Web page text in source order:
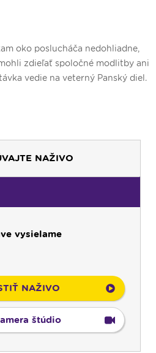
oko poslucháča nedohliadne,
zdieľať spoločné modlitby ani
vedie na veterný Panský diel.
NAŽIVO
vysielame
NAŽIVO
štúdio
- repríza
- repríza